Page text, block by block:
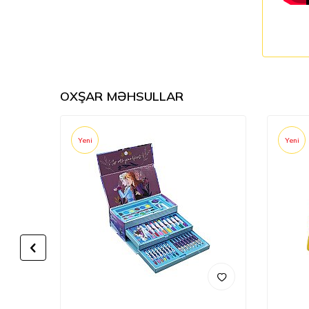
OXŞAR MƏHSULLAR
Yeni Yeni